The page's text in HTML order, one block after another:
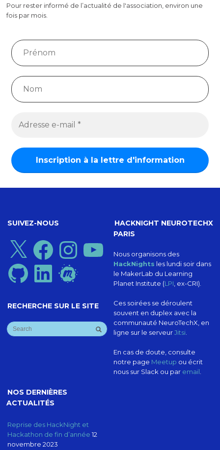
Pour rester informé de l’actualité de l'association, environ une
fois par mois.
SUIVEZ-NOUS
X FacebookInstagram
GitHub LinkedIn Meetup
RECHERCHE SUR LE SITE
HACKNIGHT NEUROTECHX
PARIS
Nous organisons des
HackNights les lundi soir dans
le MakerLab du Learning
Planet Institute (LPI, ex-CRI).
Ces soirées se déroulent
souvent en duplex avec la
communauté NeuroTechX, en
ligne sur le serveurJitsi.
En cas de doute, consulte
notre page Meetup ou écrit
nous sur Slack ou par email.
NOS DERNIÈRES
ACTUALITÉS
Reprise des HackNight et
Hackathon de fin d’année 12
novembre 2023